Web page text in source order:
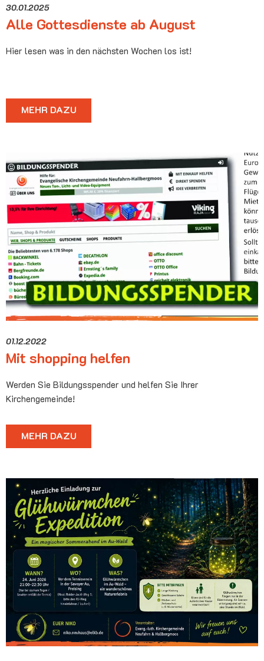
30.01.2025
Alle Gottesdienste ab August
Hier lesen was in den nächsten Wochen los ist!
MEHR DAZU
01.12.2022
Mit shopping helfen
Werden Sie Bildungsspender und helfen Sie Ihrer
Kirchengemeinde!
MEHR DAZU